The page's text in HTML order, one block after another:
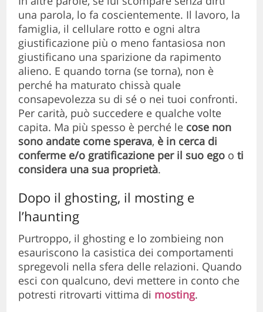
una parola, lo fa coscientemente. Il lavoro, la
famiglia, il cellulare rotto e ogni altra
giustificazione più o meno fantasiosa non
giustificano una sparizione da rapimento
alieno. E quando torna (se torna), non è
perché ha maturato chissà quale
consapevolezza su di sé o nei tuoi confronti.
Per carità, può succedere e qualche volte
capita. Ma più spesso è perché le cose non
sono andate come sperava, è in cerca di
conferme e/o gratificazione per il suo ego oti
considera una sua proprietà.
Dopo il ghosting, il mosting e
l’haunting
Purtroppo, il ghosting e lo zombieing non
esauriscono la casistica dei comportamenti
spregevoli nella sfera delle relazioni. Quando
esci con qualcuno, devi mettere in conto che
potresti ritrovarti vittima di mosting.